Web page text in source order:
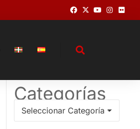
Categorías